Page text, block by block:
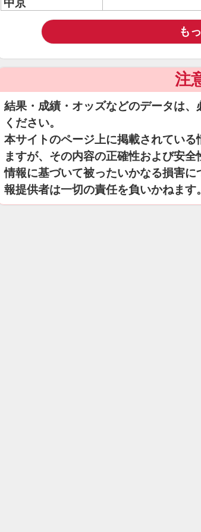
中京
も
注
結果・成績・オッズなどのデータは
ください。
本サイトのページ上に掲載されてい
ますが、その内容の正確性および安
情報に基づいて被ったいかなる損害
報提供者は一切の責任を負いかねます。